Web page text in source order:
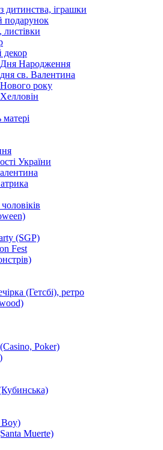
дитинства, іграшки
подарунок
листівки
декор
Народження
св. Валентина
року
України
(SGP)
Fest
(Гетсбі), ретро
Poker)
Muerte)